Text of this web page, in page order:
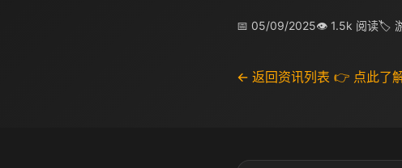
📅 05/09/2025👁 1.5k 阅读🏷
← 返回资讯列表 👉 点此了